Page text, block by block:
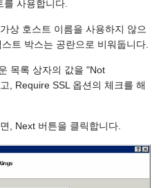
를 사용합니다.
상 호스트 이름을 사용하지 않으
트 박스는 공란으로 비워둡니다.
목록 상자의 값을 "Not
, Require SSL 옵션의 체크를 해
, Next 버튼을 클릭합니다.